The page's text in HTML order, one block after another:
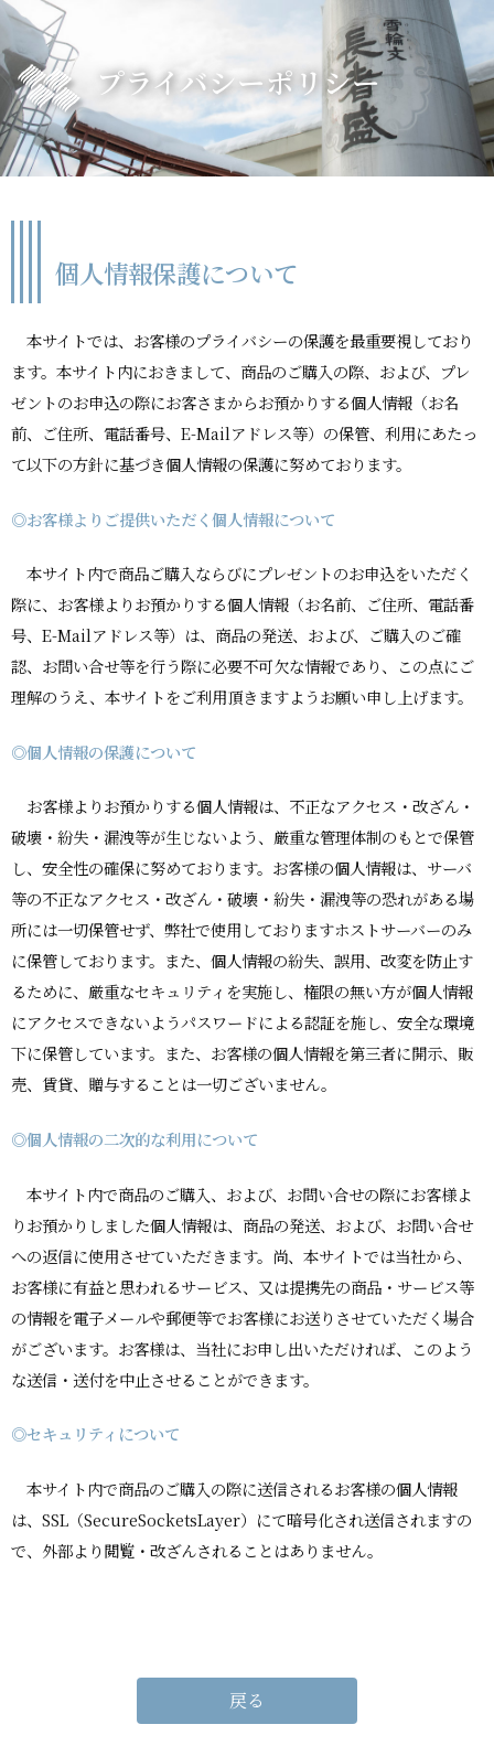
プライバシーポリシー
個人情報保護について
本サイトでは、お客様のプライバシーの保護を最重要視しており
ます。本サイト内におきまして、商品のご購入の際、および、プレ
ゼントのお申込の際にお客さまからお預かりする個人情報（お名
前、ご住所、電話番号、E-Mailアドレス等）の保管、利用にあたっ
て以下の方針に基づき個人情報の保護に努めております。
◎お客様よりご提供いただく個人情報について
本サイト内で商品ご購入ならびにプレゼントのお申込をいただく
際に、お客様よりお預かりする個人情報（お名前、ご住所、電話番
号、E-Mailアドレス等）は、商品の発送、および、ご購入のご確
認、お問い合せ等を行う際に必要不可欠な情報であり、この点にご
理解のうえ、本サイトをご利用頂きますようお願い申し上げます。
◎個人情報の保護について
お客様よりお預かりする個人情報は、不正なアクセス・改ざん・
破壊・紛失・漏洩等が生じないよう、厳重な管理体制のもとで保管
し、安全性の確保に努めております。お客様の個人情報は、サーバ
等の不正なアクセス・改ざん・破壊・紛失・漏洩等の恐れがある場
所には一切保管せず、弊社で使用しておりますホストサーバーのみ
に保管しております。また、個人情報の紛失、誤用、改変を防止す
るために、厳重なセキュリティを実施し、権限の無い方が個人情報
にアクセスできないようパスワードによる認証を施し、安全な環境
下に保管しています。また、お客様の個人情報を第三者に開示、販
売、賃貸、贈与することは一切ございません。
◎個人情報の二次的な利用について
本サイト内で商品のご購入、および、お問い合せの際にお客様よ
りお預かりしました個人情報は、商品の発送、および、お問い合せ
への返信に使用させていただきます。尚、本サイトでは当社から、
お客様に有益と思われるサービス、又は提携先の商品・サービス等
の情報を電子メールや郵便等でお客様にお送りさせていただく場合
がございます。お客様は、当社にお申し出いただければ、このよう
な送信・送付を中止させることができます。
◎セキュリティについて
本サイト内で商品のご購入の際に送信されるお客様の個人情報
は、SSL（SecureSocketsLayer）にて暗号化され送信されますの
で、外部より閲覧・改ざんされることはありません。
戻る